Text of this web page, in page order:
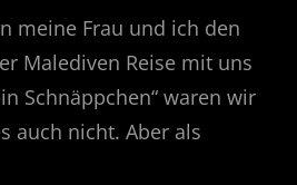
meine Frau und ich den
Malediven Reise mit uns
Schnäppchen“ waren wir
auch nicht. Aber als